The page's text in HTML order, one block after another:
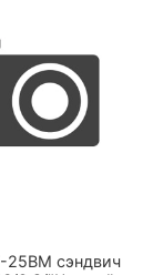
25BM сэндвич